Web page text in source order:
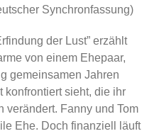
Synchronfassung)
der Lust” erzählt
von einem Ehepaar,
gemeinsamen Jahren
konfrontiert sieht, die ihr
verändert. Fanny und Tom
Ehe. Doch finanziell läuft